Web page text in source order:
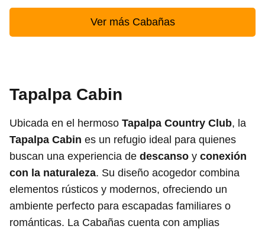
Ver más Cabañas
Tapalpa Cabin
Ubicada en el hermoso Tapalpa Country Club, la
Tapalpa Cabin es un refugio ideal para quienes
buscan una experiencia de descanso y conexión
con la naturaleza. Su diseño acogedor combina
elementos rústicos y modernos, ofreciendo un
ambiente perfecto para escapadas familiares o
románticas. La Cabañas cuenta con amplias